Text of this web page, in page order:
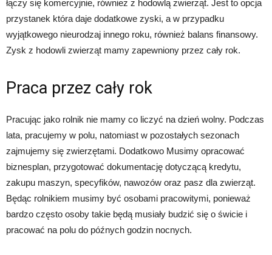
łączy się komercyjnie, również z hodowlą zwierząt. Jest to opcja
przystanek która daje dodatkowe zyski, a w przypadku
wyjątkowego nieurodzaj innego roku, również balans finansowy.
Zysk z hodowli zwierząt mamy zapewniony przez cały rok.
Praca przez cały rok
Pracując jako rolnik nie mamy co liczyć na dzień wolny. Podczas
lata, pracujemy w polu, natomiast w pozostałych sezonach
zajmujemy się zwierzętami. Dodatkowo Musimy opracować
biznesplan, przygotować dokumentację dotyczącą kredytu,
zakupu maszyn, specyfików, nawozów oraz pasz dla zwierząt.
Będąc rolnikiem musimy być osobami pracowitymi, ponieważ
bardzo często osoby takie będą musiały budzić się o świcie i
pracować na polu do późnych godzin nocnych.